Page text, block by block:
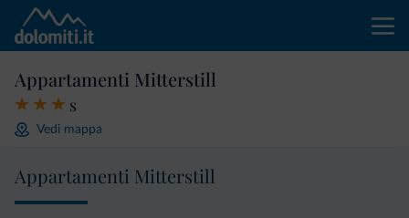
Appartamenti Mitterstill
s
Vedi mappa
Appartamenti Mitterstill